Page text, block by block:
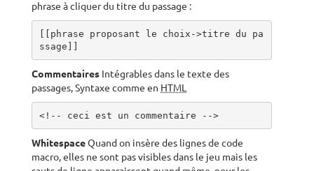
phrase à cliquer du titre du passage :
[[phrase proposant le choix->titre du pa
ssage]]
Commentaires Intégrables dans le texte des
passages, Syntaxe comme en HTML
<!-- ceci est un commentaire -->
WhitespaceQuand on insère des lignes de code
macro, elles ne sont pas visibles dans le jeu mais les